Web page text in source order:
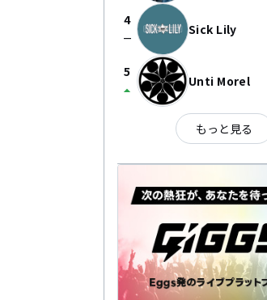
4
check_indeterminate_small Sick Lily
5
arrow_drop_up Unti Morel
もっと見る